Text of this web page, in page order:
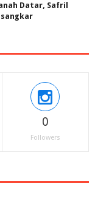
Datar, Safril
0
Followers